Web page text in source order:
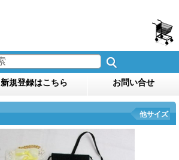
新規登録はこちら お問い合せ
他サイズ